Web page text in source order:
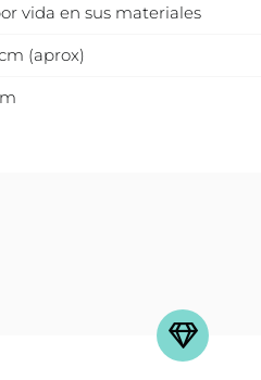
vida en sus materiales
(aprox)